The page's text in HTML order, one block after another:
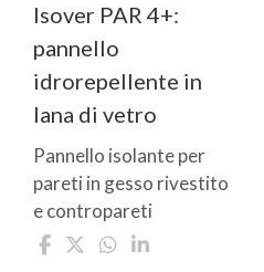
Isover PAR 4+:
pannello
idrorepellente in
lana di vetro
Pannello isolante per
pareti in gesso rivestito
e contropareti